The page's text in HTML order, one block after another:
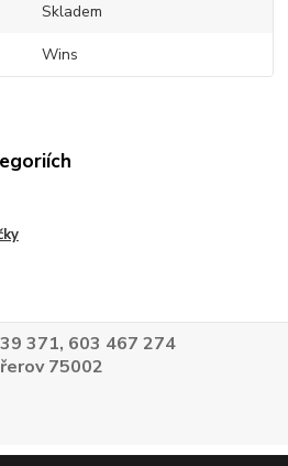
Skladem
Wins
371, 603 467 274
75002